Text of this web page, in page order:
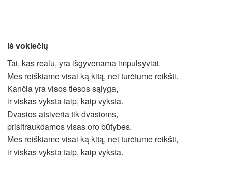
Iš vokiečių
Tai, kas realu, yra išgyvenama impulsyviai.
Mes reiškiame visai ką kitą, nei turėtume reikšti.
Kančia yra visos tiesos sąlyga,
ir viskas vyksta taip, kaip vyksta.
Dvasios atsiveria tik dvasioms,
prisitraukdamos visas oro būtybes.
Mes reiškiame visai ką kitą, nei turėtume reikšti,
ir viskas vyksta taip, kaip vyksta.